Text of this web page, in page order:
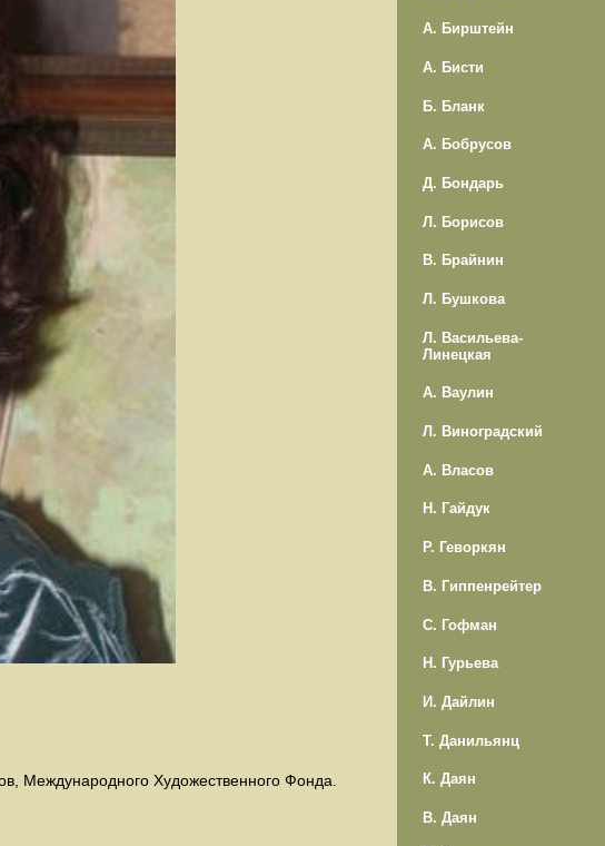
Международного Художественного Фонда.
А. Бирштейн
А. Бисти
Б. Бланк
А. Бобрусов
Д. Бондарь
Л. Борисов
В. Брайнин
Л. Бушкова
Л. Васильева-
Линецкая
А. Ваулин
Л. Виноградский
А. Власов
Н. Гайдук
Р. Геворкян
В. Гиппенрейтер
С. Гофман
Н. Гурьева
И. Дайлин
Т. Данильянц
К. Даян
В. Даян